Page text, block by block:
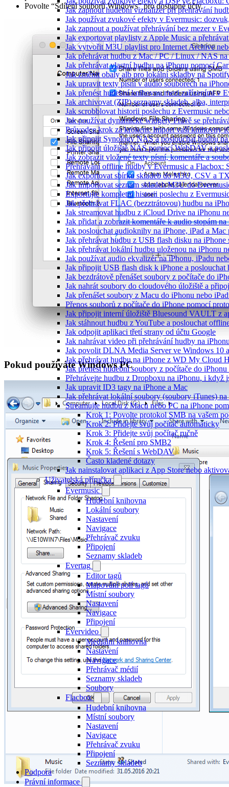
Jak zapnout hudební vizualizér při přehrávání
Jak používat zvukové efekty v Evermusic:
Jak zapnout a používat přehrávání bez mezer v
Jak exportovat playlisty z Apple Music a
Jak vytvořit M3U playlist pro Internet Archive
Jak přehrávat hudbu z Mac / PC / Linux / NAS
Jak přehrávat vlastní hudbu na iPhonu pomocí
Jak změnit obaly alb pro lokální skladby na
Jak upravit texty písní v audio souborech na
Jak přenést hudební knihovnu mezi zařízeními v
Jak archivovat (ZIP) seznamy skladeb, alba,
Jak scrobblovat historii poslechu z Evermusic
Jak používat dynamické widgety Právě se
Průvodce krok za krokem: Import vaší knihovny
Jak připojit Synology NAS a poslouchat hudbu
Jak připojit úložiště NAS pomocí WebDAV a
Jak zobrazit vložené texty písní, komentáře a
Přehrávání offline hudby v Evermusic a Flacbox:
Jak exportovat sbírku skladeb do M3U, CSV a
Jak importovat seznam skladeb M3U do
Exportujte kompletní historii poslechu z
Jak přehrávat FLAC (bezztrátovou) hudbu na
Jak streamovat hudbu z iCloud Drive na iPhonu
Jak přidat a zobrazit komentáře k audio stopám
Jak poslouchat audioknihy na iPhone, iPad a
Jak přehrávat hudbu z USB flash disku na
Jak přehrávat lokální hudbu uloženou na iPhonu
Jak používat audio ekvalizér na iPhonu, iPadu
Jak připojit USB flash disk k iPhone a poslouchat
Jak bezdrátově přenášet soubory z počítače do
Jak nahrát soubory do cloudového úložiště a
Jak přenášet soubory z Macu do iPhonu nebo
Přenos souborů z počítače do iPhone pomocí
Jak připojit interní úložiště Bluesound VAULT z
Jak stáhnout hudbu z YouTube a poslouchat
Jak odpojit aplikaci třetí strany od účtu Google
Jak nahrávat video při přehrávání hudby na
Jak povolit DLNA Media Server ve Windows 10
Jak přehrávat hudbu na iPhone z WD My Cloud
Jak přenést hudební soubory z počítače do
Přehrávejte hudbu z Dropboxu na iPhonu, i když
Jak upravit ID3 tagy na iPhone a Mac
Jak přehrávat lokální soubory (soubory iTunes)
Streamujte hudbu z Macu nebo PC na iPhone
Krok 1: Povolte protokol SMB na vašem
Krok 2: Přidejte svůj počítač automaticky
Krok 3: Přidejte svůj počítač ručně
Krok 4: Řešení pro SMB2
Krok 5: Řešení s WebDAV
Často kladené dotazy
Jak nainstalovat aplikaci z App Store nebo
Uživatelská příručka
Evermusic
Hudební knihovna
Lokální soubory
Nastavení
Navigace
Přehrávač zvuku
Připojení
Seznamy skladeb
Evertag
Editor tagů
Mapování polí tagů
Místní soubory
Nastavení
Navigace
Připojení
Evervideo
Mediální knihovna
Nastavení
Navigace
Přehrávač médií
Seznamy skladeb
Soubory
Flacbox
Hudební knihovna
Místní soubory
Nastavení
Navigace
Přehrávač zvuku
Připojení
Seznamy skladeb
Podpora
Právní informace
Povolte “Sdílení souborů Windows” pro dostupné účty.
Pokud používáte Windows PC